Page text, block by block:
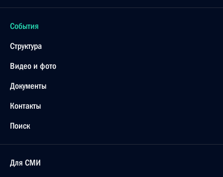
События
Структура
Видео и фото
Документы
Контакты
Поиск
Для СМИ